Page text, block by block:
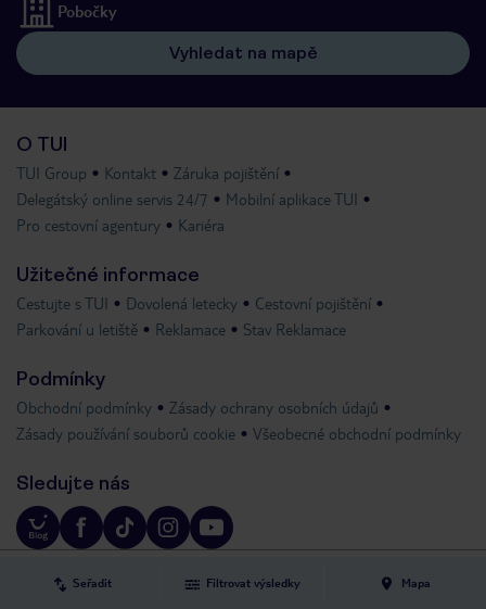
Seřadit Filtrovat výsledky Mapa
Pobočky
Vyhledat na mapě
O TUI
TUI Group Kontakt
Záruka pojištění
Delegátský online servis 24/7
Mobilní aplikace TUI
Pro cestovní agentury
Kariéra
Užitečné informace
Cestujte s TUI Dovolená letecky
Cestovní pojištění
Parkování u letiště
Reklamace Stav Reklamace
Podmínky
Obchodní podmínky
Zásady ochrany osobních údajů
Zásady používání souborů cookie
Všeobecné obchodní podmínky
Sledujte nás
Oznámení, reklamy, ceníky a informace uvedené na webových stránkách tui.cz